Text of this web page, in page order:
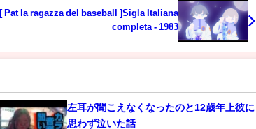
[ Pat la ragazza del baseball ]Sigla Italiana
completa - 1983
左耳が聞こえなくなったのと12歳年上彼に
思わず泣いた話